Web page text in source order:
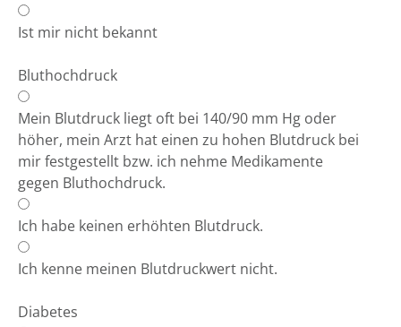
Ist mir nicht bekannt
Bluthochdruck
Mein Blutdruck liegt oft bei 140/90 mm Hg oder
höher, mein Arzt hat einen zu hohen Blutdruck bei
mir festgestellt bzw. ich nehme Medikamente
gegen Bluthochdruck.
Ich habe keinen erhöhten Blutdruck.
Ich kenne meinen Blutdruckwert nicht.
Diabetes